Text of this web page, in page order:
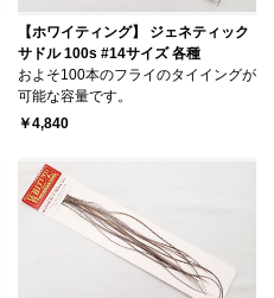
【ホワイティング】 ジェネティック
サドル 100s #14サイズ 各種
およそ100本のフライのタイイングが
可能な容量です。
￥4,840